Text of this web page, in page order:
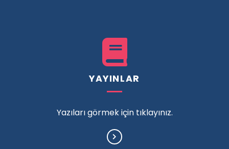
YAYINLAR
Yazıları görmek için tıklayınız.